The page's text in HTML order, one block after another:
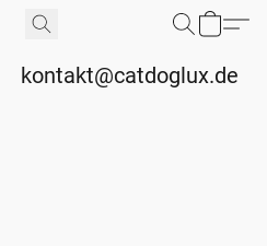
kontakt@catdoglux.de